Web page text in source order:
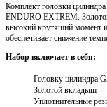
Комплект головки
ENDURO EXTREM.
высокий крутящий момент
обеспечивает снижение
Набор включает в себя:
Головку цилиндра
Золотой вкладыш
Уплотнительные